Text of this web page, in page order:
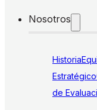
Nosotros
Historia
Estratégico
de